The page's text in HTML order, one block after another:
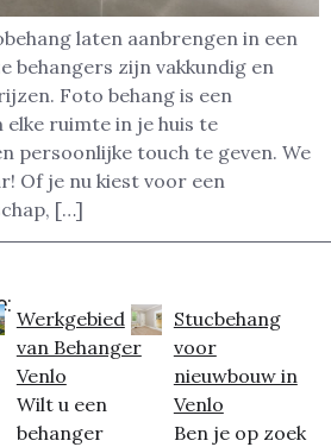
laten aanbrengen in een
behangers zijn vakkundig en
Foto behang is een
ruimte in je huis te
persoonlijke touch te geven. We
Of je nu kiest voor een
[…]
Werkgebied
van Behanger
Venlo
Wilt u een
behanger
Stucbehang
voor
nieuwbouw in
Venlo
Ben je op zoek